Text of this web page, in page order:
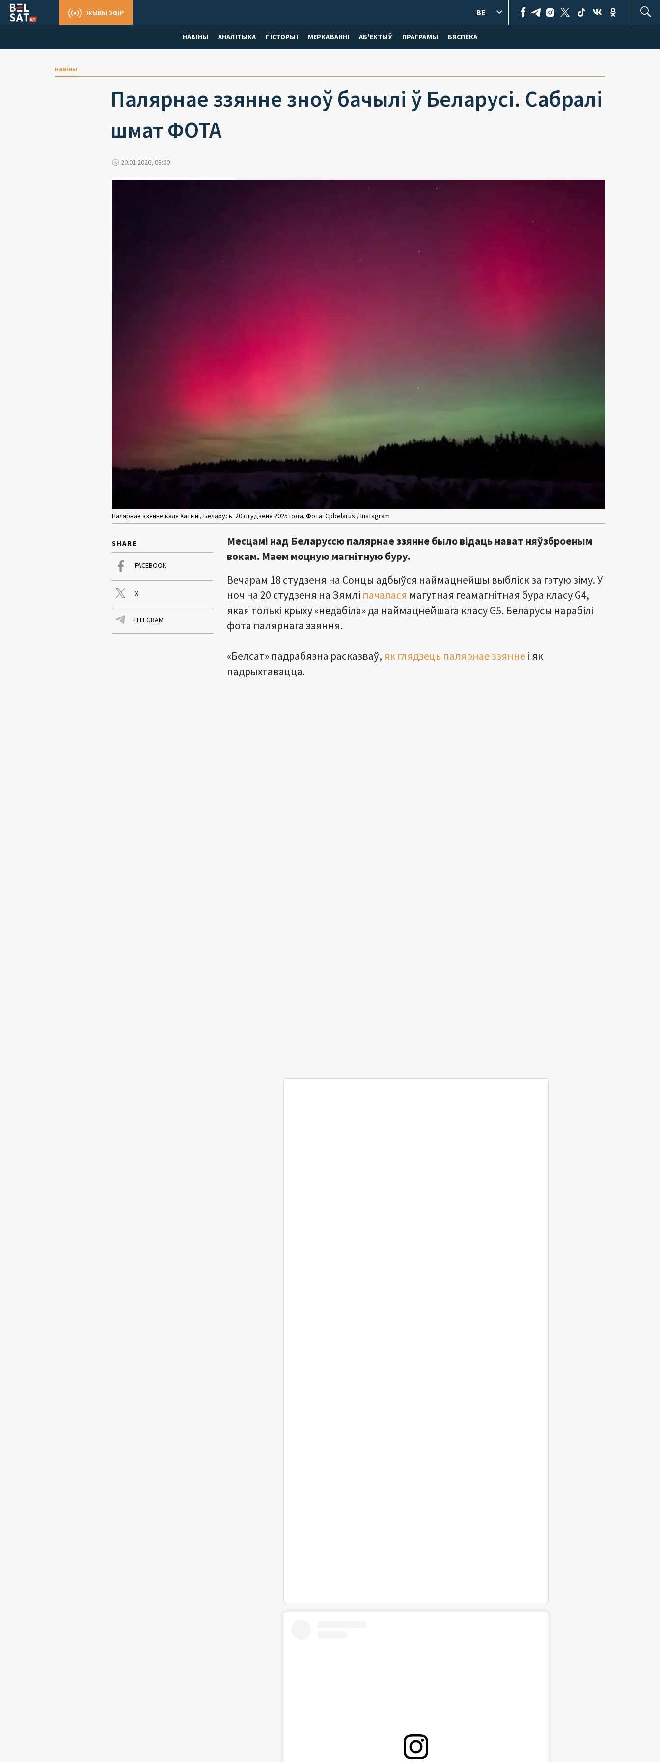
НАВІНЫ АНАЛІТЫКА ГІСТОРЫІ МЕРКАВАННI АБ'ЕКТЫЎ ПРАГРАМЫ БЯСПЕКА
ЖЫВЫ ЭФІР BE
навіны
Палярнае ззянне зноў бачылі ў Беларусі. Сабралі
шмат ФОТА
20.01.2026, 08:00
Палярнае ззянне каля Хатыні, Беларусь. 20 студзеня 2025 года. Фота: Cpbelarus / Instagram
SHARE
FACEBOOK
X
TELEGRAM
Месцамі над Беларуссю палярнае ззянне было відаць нават няўзброеным
вокам. Маем моцную магнітную буру.
Вечарам 18 студзеня на Сонцы адбыўся наймацнейшы выбліск за гэтую зіму. У
ноч на 20 студзеня на Зямлі пачалася магутная геамагнітная бура класу G4,
якая толькі крыху «недабіла» да наймацнейшага класу G5. Беларусы нарабілі
фота палярнага ззяння.
«Белсат» падрабязна расказваў, як глядзець палярнае ззянне і як
падрыхтавацца.